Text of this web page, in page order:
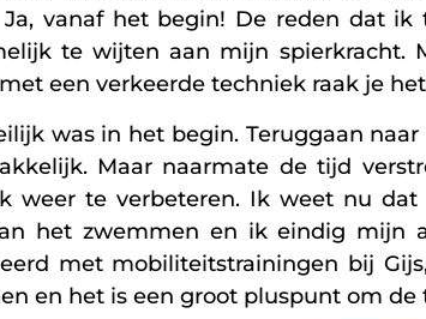
Ja, vanaf het begin! De reden dat
te wijten aan mijn
een verkeerde techniek raak je
was in het begin. Teruggaan
Maar naarmate de tijd
weer te verbeteren. Ik weet nu
het zwemmen en ik eindig mijn
met mobiliteitstrainingen bij
en het is een groot pluspunt om